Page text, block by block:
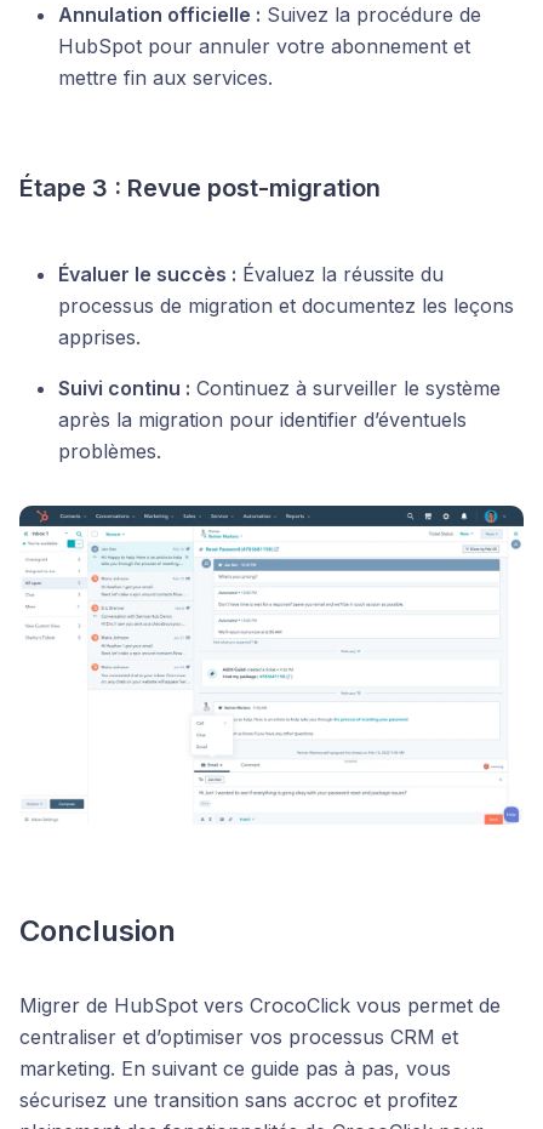
Annulation officielle : Suivez la procédure de
HubSpot pour annuler votre abonnement et
mettre fin aux services.
Étape 3 : Revue post-migration
Évaluer le succès : Évaluez la réussite du
processus de migration et documentez les leçons
apprises.
Suivi continu : Continuez à surveiller le système
après la migration pour identifier d’éventuels
problèmes.
Conclusion
Migrer de HubSpot vers CrocoClick vous permet de
centraliser et d’optimiser vos processus CRM et
marketing. En suivant ce guide pas à pas, vous
sécurisez une transition sans accroc et profitez